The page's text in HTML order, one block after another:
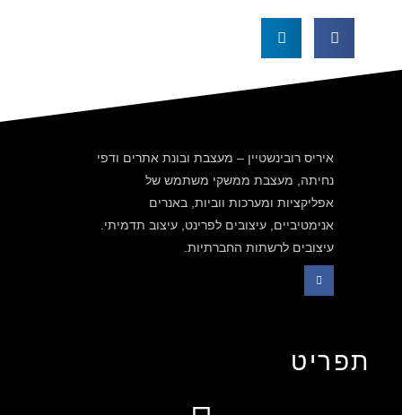
איריס רובינשטיין – מעצבת ובונת אתרים ודפי
נחיתה, מעצבת ממשקי משתמש של
אפליקציות ומערכות ווביות, באנרים
אנימטיביים, עיצובים לפרינט, עיצוב תדמיתי.
עיצובים לרשתות החברתיות.
תפריט